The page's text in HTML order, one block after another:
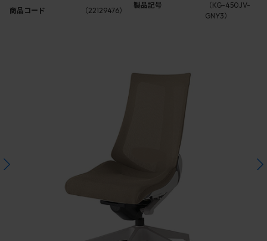
商品コード （22129476）
製品記号
（KG-450JV-
GNY3）